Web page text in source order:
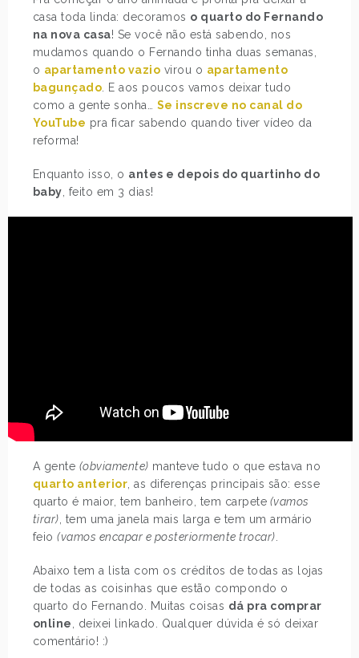
casa toda linda: decoramos o quarto do Fernando
na nova casa! Se você não está sabendo, nos
mudamos quando o Fernando tinha duas semanas,
o apartamento vazio virou o apartamento
bagunçado . E aos poucos vamos deixar tudo
como a gente sonha… Se inscreve no canal do
YouTube pra ficar sabendo quando tiver vídeo da
reforma!
Enquanto isso, o antes e depois do quartinho do
baby , feito em 3 dias!
A gente (obviamente) manteve tudo o que estava no
quarto anterior , as diferenças principais são: esse
quarto é maior, tem banheiro, tem carpete (vamos
tirar) , tem uma janela mais larga e tem um armário
feio(vamos encapar e posteriormente trocar)
Abaixo tem a lista com os créditos de todas as lojas
de todas as coisinhas que estão compondo o
quarto do Fernando. Muitas coisas dá pra comprar
online
, deixei linkado. Qualquer dúvida é só deixar
comentário! :)
POST ANTERIOR
DISNEY X REVISTA W.I.T.C.H.
PRÓXIMO POST
DECORAÇÃO: CADEIRA DE
BALANÇO